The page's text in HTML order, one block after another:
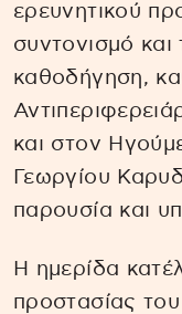
ερευνητικού
συντονισμό και
καθοδήγηση,
και στον
Γεωργίου
παρουσία και
Η ημερίδα
προστασίας του